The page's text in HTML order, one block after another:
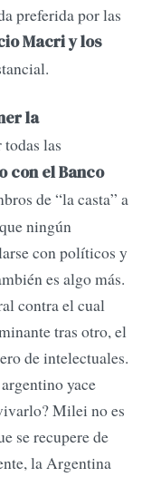
preferida por las
Macri y los
la
las
con el Banco
de “la casta” a
ningún
con políticos y
es algo más.
contra el cual
tras otro, el
de intelectuales.
yace
Milei no es
se recupere de
la Argentina